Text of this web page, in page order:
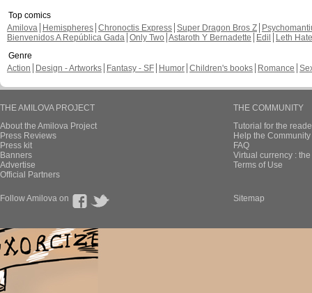
Top comics
Amilova
Hemispheres Chronoctis Express Super Dragon Bros Z
Bienvenidos A República Gada Only Two Astaroth Y Bernadette Edil
Leth Hate
Genre
Action
Design - Artworks Fantasy - SF Humor Children's books Romance
THE AMILOVA PROJECT
About the Amilova Project
Press Reviews
Press kit
Banners
Advertise
Official Partners
THE COMMUNITY
Tutorial for the
Help the
FAQ
Virtual currency :
Terms of Use
Follow Amilova on Sitemap